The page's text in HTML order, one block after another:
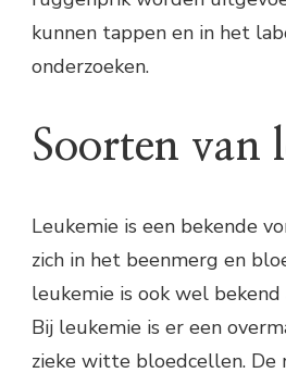
kunnen tappen en in het
onderzoeken.
Soorten van
Leukemie is een bekende
zich in het beenmerg en
leukemie is ook wel
Bij leukemie is er een
zieke witte bloedcellen. De